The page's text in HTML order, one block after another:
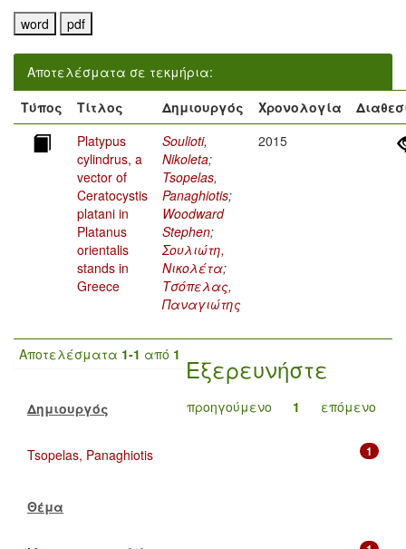
Αποτελέσματα σε τεκμήρια:
Τύπος
Τίτλος Δημιουργός Χρονολογία
Platypus
cylindrus, a
vector of
Ceratocystis
platani in
Platanus
orientalis
stands in
Greece
Soulioti,
Nikoleta;
Tsopelas,
Panaghiotis;
Woodward
Stephen;
Σουλιώτη,
Νικολέτα;
Τσόπελας,
Παναγιώτης
2015
Αποτελέσματα 1-1 από 1
προηγούμενο 1 επόμενο
Εξερευνήστε
Δημιουργός
1
Tsopelas, Panaghiotis
Θέμα